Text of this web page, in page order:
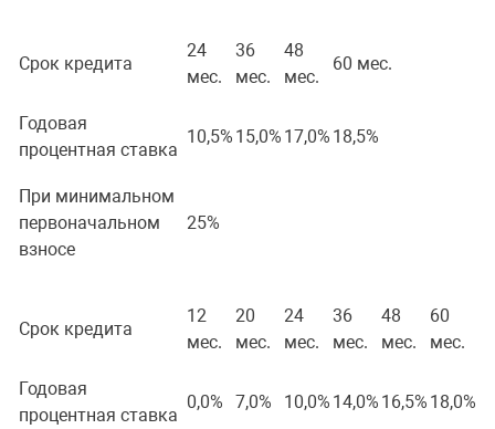
Срок кредита
24
мес.
36
мес.
48
мес.
60 мес.
Годовая
процентная ставка
10,5% 15,0% 17,0% 18,5%
При минимальном
первоначальном
взносе
25%
Срок кредита
12
мес.
20
мес.
24
мес.
36
мес.
48
мес.
60
мес.
Годовая
процентная ставка
0,0% 7,0% 10,0% 14,0% 16,5% 18,0%